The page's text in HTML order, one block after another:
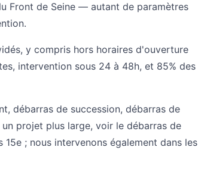
Front de Seine — autant de paramètres
y compris hors horaires d'ouverture
intervention sous 24 à 48h, et 85% des
, débarras de succession, débarras de
un projet plus large, voir le débarras de
15e ; nous intervenons également dans les